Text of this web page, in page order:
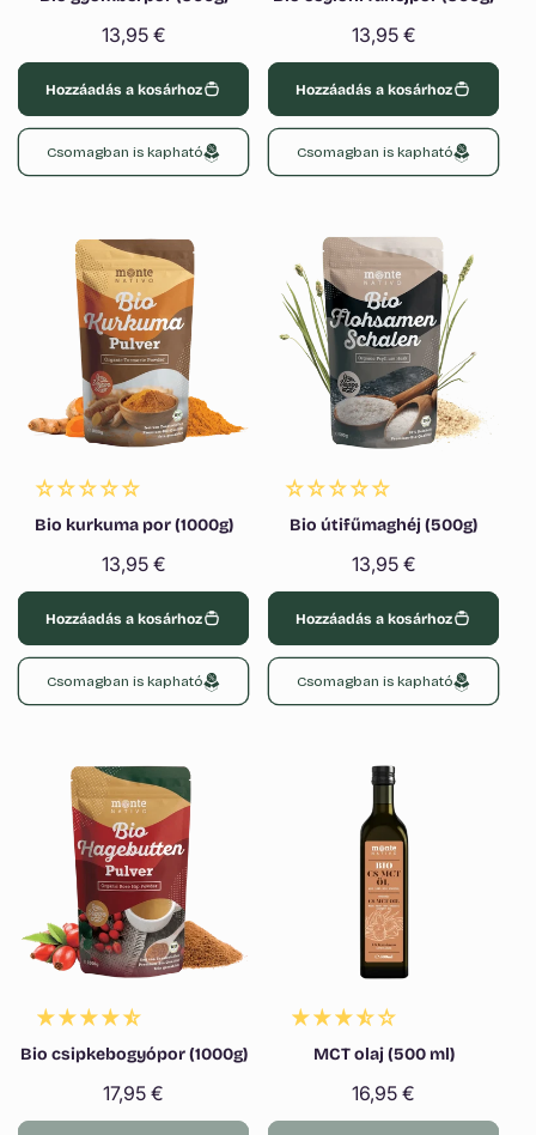
Normál
ár
13,95 €
Hozzáadás a kosárhoz
Csomagban is kapható
Normál
ár
13,95 €
Hozzáadás a kosárhoz
Csomagban is kapható
Bio kurkuma por (1000g)
Normál
ár
13,95 €
Hozzáadás a kosárhoz
Csomagban is kapható
Bio útifűmaghéj (500g)
Normál
ár
13,95 €
Hozzáadás a kosárhoz
Csomagban is kapható
Bio csipkebogyópor (1000g)
Normál
ár
17,95 €
MCT olaj (500 ml)
Normál
ár
16,95 €